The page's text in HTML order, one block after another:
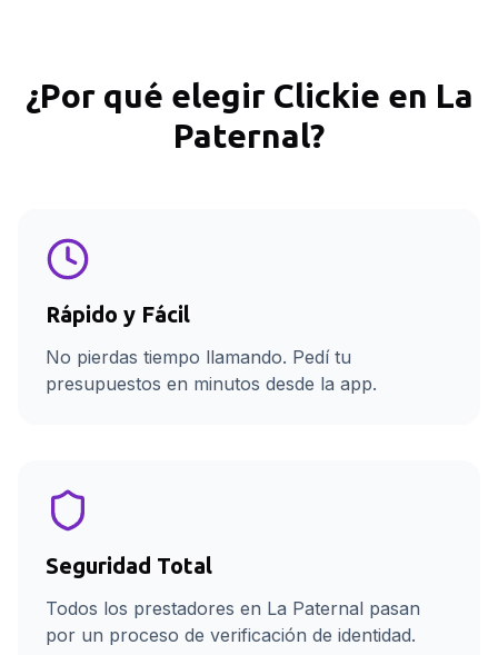
¿Por qué elegir Clickie en La
Paternal?
Rápido y Fácil
No pierdas tiempo llamando. Pedí tu
presupuestos en minutos desde la app.
Seguridad Total
Todos los prestadores en La Paternal pasan
por un proceso de verificación de identidad.